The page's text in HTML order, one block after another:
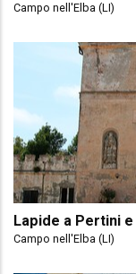
Campo nell'Elba (LI)
Lapide a Pertini
Campo nell'Elba (LI)